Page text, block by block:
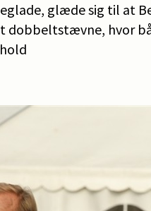
glæde sig til at
dobbeltstævne, hvor